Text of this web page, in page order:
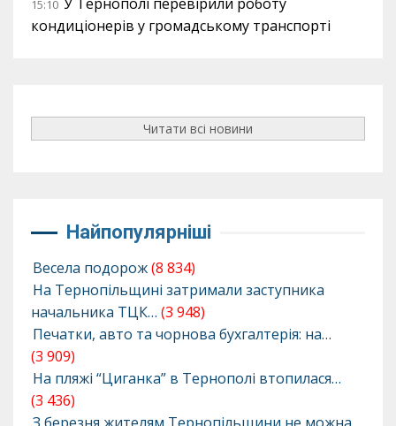
15:10 У Тернополі перевірили роботу
кондиціонерів у громадському транспорті
Читати всі новини
Найпопулярніші
Весела подорож(8 834)
На Тернопільщині затримали заступника
начальника ТЦК… (3 948)
Печатки, авто та чорнова бухгалтерія: на…
(3 909)
На пляжі “Циганка” в Тернополі втопилася…
(3 436)